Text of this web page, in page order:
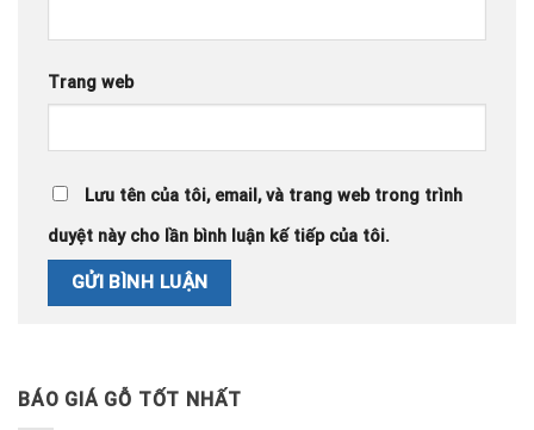
Trang web
Lưu tên của tôi, email, và trang web trong trình
duyệt này cho lần bình luận kế tiếp của tôi.
BÁO GIÁ GỖ TỐT NHẤT